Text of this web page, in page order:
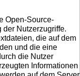
Open-Source-
der Nutzerzugriffe.
die auf dem
und die eine
die Nutzer
Informationen